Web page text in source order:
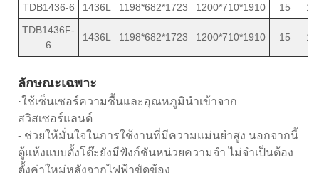
TDB1436-6 1436L 1198*682*1723 1200*710*1910 15
TDB1436F-
6
1436L 1198*682*1723 1200*710*1910 15
ลักษณะเฉพาะ
·ใช้เซ็นเซอร์ความชื้นและอุณหภูมินำเข้าจาก
สวิสเซอร์แลนด์
- ช่วยให้มั่นใจในการใช้งานที่มีความแม่นยำสูง นอกจากนี้
ตู้แห้งแบบตั้งโต๊ะยังมีฟังก์ชันหน่วยความจำ ไม่จำเป็นต้อง
ตั้งค่าใหม่หลังจากไฟฟ้าขัดข้อง